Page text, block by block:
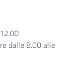
dalle 8.00 alle